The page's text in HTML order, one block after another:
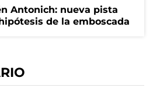
Antonich: nueva pista
de la emboscada